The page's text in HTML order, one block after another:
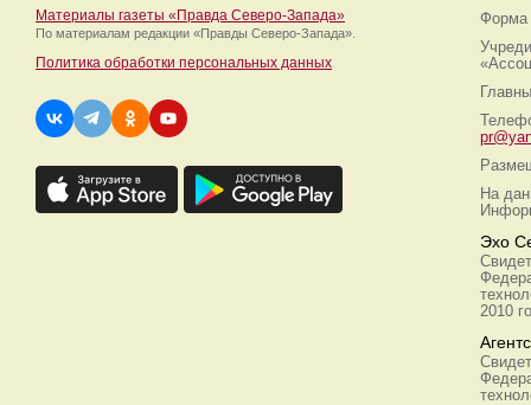
Материалы газеты «Правда Северо-Запада»
По материалам редакции «Правды Северо-Запада».
Политика обработки персональных данных
Форма
На
Эхо
2010